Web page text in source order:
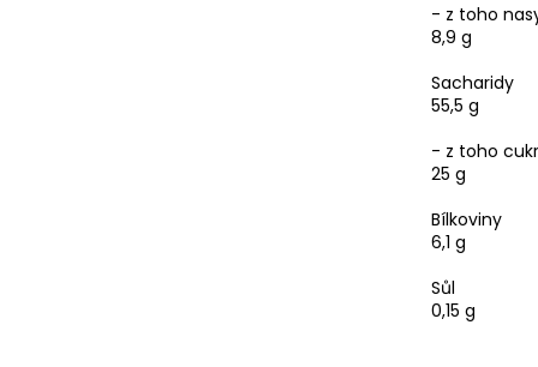
- z toho
8,9 g
Sacharidy
55,5 g
- z toho
25 g
Bílkoviny
6,1 g
Sůl
0,15 g